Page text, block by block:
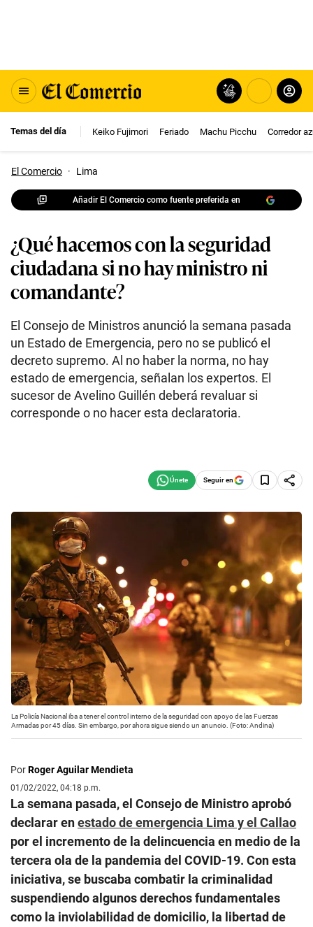
Temas del día Keiko Fujimori Feriado Machu Picchu Corredor
El Comercio · Lima
Añadir El Comercio como fuente preferida en
¿Qué hacemos con la seguridad
ciudadana si no hay ministro ni
comandante?
El Consejo de Ministros anunció la semana pasada
un Estado de Emergencia, pero no se publicó el
decreto supremo. Al no haber la norma, no hay
estado de emergencia, señalan los expertos. El
sucesor de Avelino Guillén deberá revaluar si
corresponde o no hacer esta declaratoria.
Seguir en
La Policía Nacional iba a tener el control interno de la seguridad con apoyo de las Fuerzas
Armadas por 45 días. Sin embargo, por ahora sigue siendo un anuncio. (Foto: Andina)
PorRoger Aguilar Mendieta
01/02/2022, 04:18 p.m.
La semana pasada, el Consejo de Ministro aprobó
declarar enestado de emergencia Lima y el Callao
por el incremento de la delincuencia en medio de la
tercera ola de la pandemia del COVID-19. Con esta
iniciativa, se buscaba combatir la criminalidad
suspendiendo algunos derechos fundamentales
como la inviolabilidad de domicilio, la libertad de